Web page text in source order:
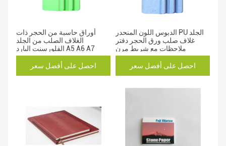
أوراق حاسبة من الحجر ذات
الغلاف الصلب من الجلد
الفلورسنت البارد A5 A6 A7
احصل على أفضل سعر
الدبوس اللون المنحدر PU الجلد
غلاف صلب ورق الحجر دفتر
ملاحظات مع شريط مرن
احصل على أفضل سعر